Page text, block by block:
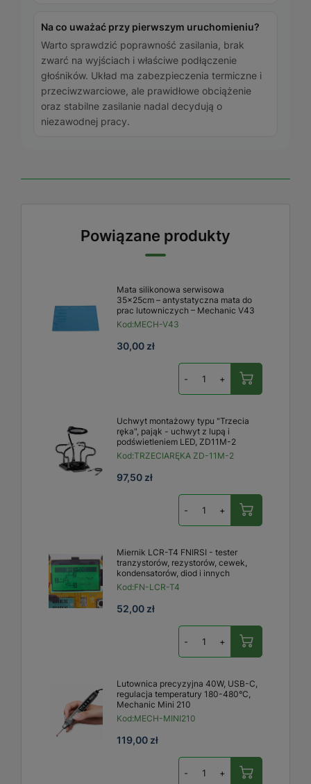
Na co uważać przy pierwszym uruchomieniu?
Warto sprawdzić poprawność zasilania, brak
zwarć na wyjściach i właściwe podłączenie
głośników. Układ ma zabezpieczenia termiczne i
przeciwzwarciowe, ale prawidłowe obciążenie
oraz stabilne zasilanie nadal decydują o
niezawodnej pracy.
Powiązane produkty
Mata silikonowa serwisowa
35x25cm – antystatyczna mata do
prac lutowniczych – Mechanic V43
Kod:MECH-V43
30,00 zł
- +
Uchwyt montażowy typu "Trzecia
ręka", pająk - uchwyt z lupą i
podświetleniem LED, ZD11M-2
Kod:TRZECIARĘKA ZD-11M-2
97,50 zł
- +
Miernik LCR-T4 FNIRSI - tester
tranzystorów, rezystorów, cewek,
kondensatorów, diod i innych
Kod:FN-LCR-T4
52,00 zł
- +
Lutownica precyzyjna 40W, USB-C,
regulacja temperatury 180-480°C,
Mechanic Mini 210
Kod:MECH-MINI210
119,00 zł
- +